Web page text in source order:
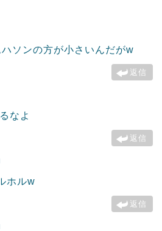
ソンの方が小さいんだがw
返信
なよ
返信
ホルw
返信